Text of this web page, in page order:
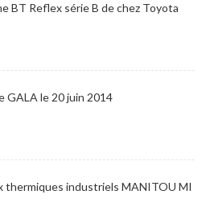
BT Reflex série B de chez Toyota
GALA le 20 juin 2014
thermiques industriels MANITOU MI